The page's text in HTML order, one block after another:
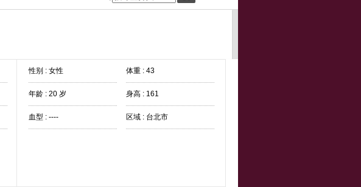
性别 : 女性 体重 : 43
年龄 : 20 岁 身高 : 161
血型 : ---- 区域 : 台北市